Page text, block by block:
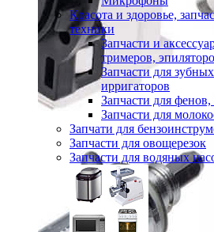
Красота и здоровье,
техники
Запчасти и
тримеров,
Запчасти для
ирригаторов
Запчасти для
Запчасти для
Запчати для
Запчасти для овощерезок
Запчасти для водяных